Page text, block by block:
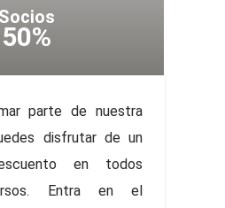
Socios
50%
parte de nuestra
disfrutar de un
en todos
Entra en el